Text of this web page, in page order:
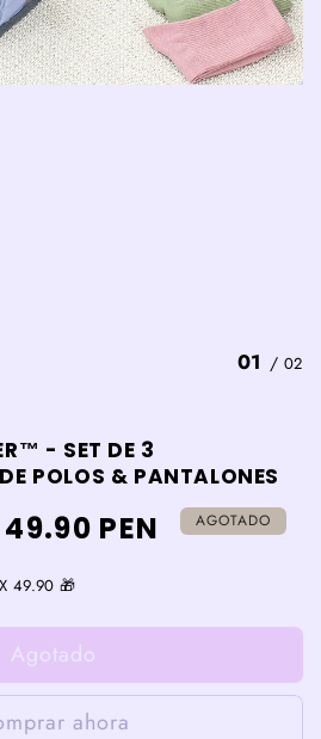
01 / 02
- SET DE 3
POLOS & PANTALONES
PEN AGOTADO
49.90 🎁
Agotado
ahora